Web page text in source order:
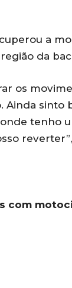
a
da
os
Ainda sinto
tenho
com